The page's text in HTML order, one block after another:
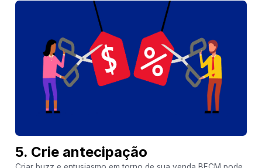
5. Crie antecipação